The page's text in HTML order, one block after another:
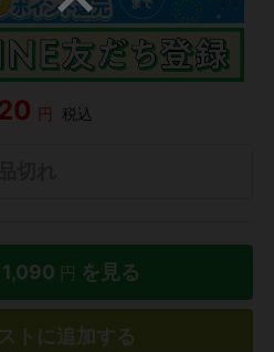
円 税込
1,090 円 を見る
トに追加する